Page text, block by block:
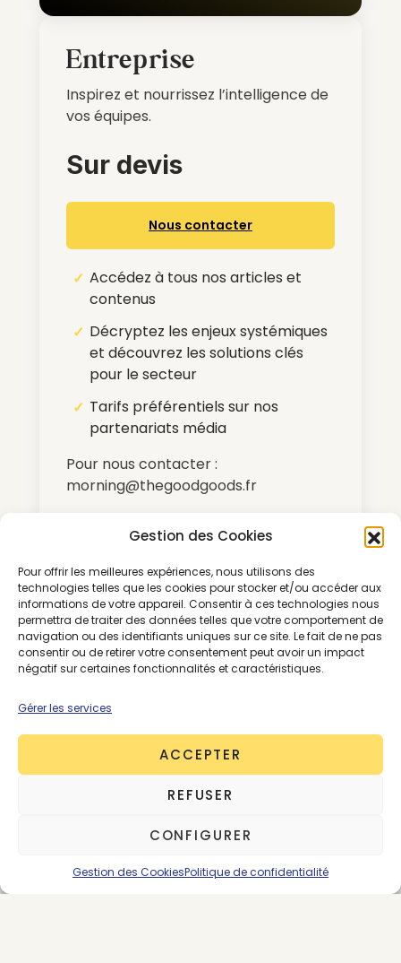
Gestion des Cookies
Pour offrir les meilleures expériences, nous utilisons des
technologies telles que les cookies pour stocker et/ou accéder aux
informations de votre appareil. Consentir à ces technologies nous
permettra de traiter des données telles que votre comportement de
navigation ou des identifiants uniques sur ce site. Le fait de ne pas
consentir ou de retirer votre consentement peut avoir un impact
négatif sur certaines fonctionnalités et caractéristiques.
Gérer les services
ACCEPTER
REFUSER
CONFIGURER
Gestion des CookiesPolitique de confidentialité
Entreprise
Inspirez et nourrissez l’intelligence de
vos équipes.
Sur devis
Nous contacter
Accédez à tous nos articles et
contenus
Décryptez les enjeux systémiques
et découvrez les solutions clés
pour le secteur
Tarifs préférentiels sur nos
partenariats média
Pour nous contacter :
morning@thegoodgoods.fr
reconduction